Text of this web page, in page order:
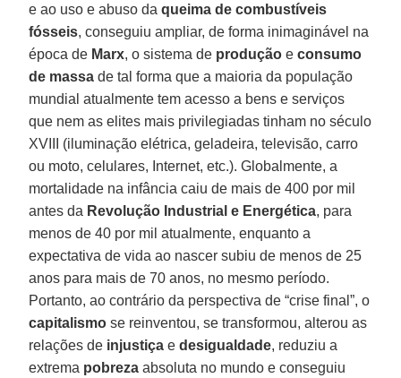
e ao uso e abuso da queima de combustíveis
fósseis, conseguiu ampliar, de forma inimaginável na
época de Marx, o sistema de produção econsumo
de massa de tal forma que a maioria da população
mundial atualmente tem acesso a bens e serviços
que nem as elites mais privilegiadas tinham no século
XVIII (iluminação elétrica, geladeira, televisão, carro
ou moto, celulares, Internet, etc.). Globalmente, a
mortalidade na infância caiu de mais de 400 por mil
antes da Revolução Industrial e Energética, para
menos de 40 por mil atualmente, enquanto a
expectativa de vida ao nascer subiu de menos de 25
anos para mais de 70 anos, no mesmo período.
Portanto, ao contrário da perspectiva de “crise final”, o
capitalismo se reinventou, se transformou, alterou as
relações de injustiçae desigualdade, reduziu a
extrema pobreza absoluta no mundo e conseguiu